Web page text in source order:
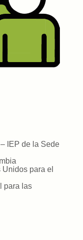
IEP de la Sede
para el
para las